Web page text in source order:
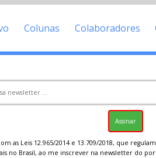
Colunas Colaboradores
as Leis 12.965/2014 e 13.709/2018, que
no Brasil, ao me inscrever na newsletter do